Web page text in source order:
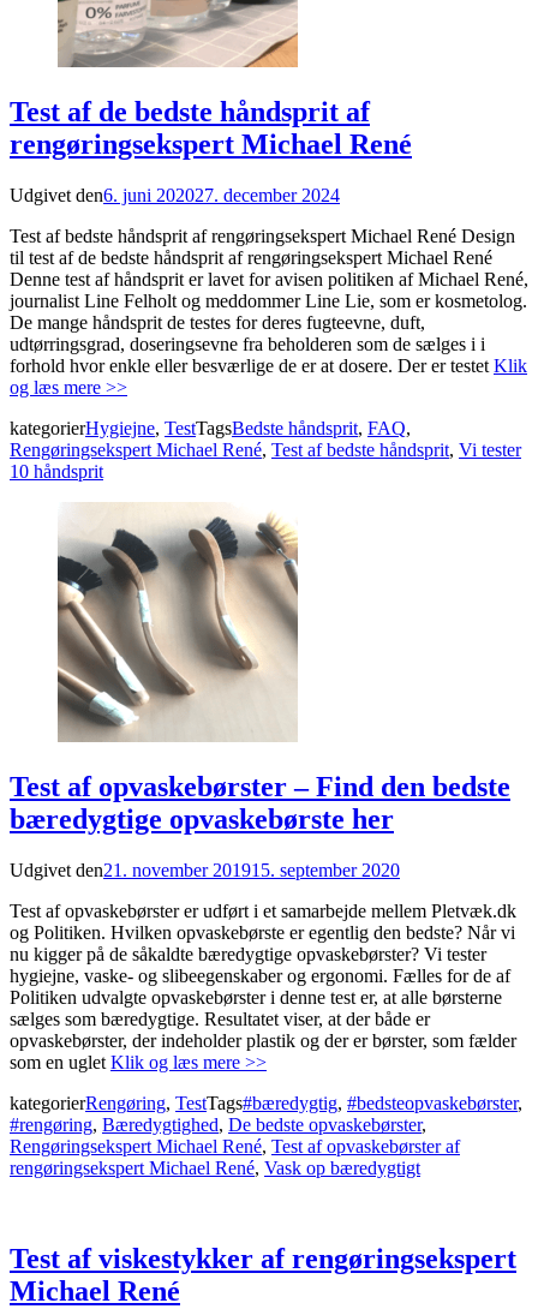
Test af de bedste håndsprit af
rengøringsekspert Michael René
Udgivet den6. juni 202027. december 2024
Test af bedste håndsprit af rengøringsekspert Michael René Design
til test af de bedste håndsprit af rengøringsekspert Michael René
Denne test af håndsprit er lavet for avisen politiken af Michael René,
journalist Line Felholt og meddommer Line Lie, som er kosmetolog.
De mange håndsprit de testes for deres fugteevne, duft,
udtørringsgrad, doseringsevne fra beholderen som de sælges i i
forhold hvor enkle eller besværlige de er at dosere. Der er testet Klik
og læs mere >>
kategorierHygiejne, TestTagsBedste håndsprit, FAQ,
Rengøringsekspert Michael René, Test af bedste håndsprit, Vi tester
10 håndsprit
Test af opvaskebørster – Find den bedste
bæredygtige opvaskebørste her
Udgivet den21. november 201915. september 2020
Test af opvaskebørster er udført i et samarbejde mellem Pletvæk.dk
og Politiken. Hvilken opvaskebørste er egentlig den bedste? Når vi
nu kigger på de såkaldte bæredygtige opvaskebørster? Vi tester
hygiejne, vaske- og slibeegenskaber og ergonomi. Fælles for de af
Politiken udvalgte opvaskebørster i denne test er, at alle børsterne
sælges som bæredygtige. Resultatet viser, at der både er
opvaskebørster, der indeholder plastik og der er børster, som fælder
som en uglet Klik og læs mere >>
kategorierRengøring, TestTags#bæredygtig, #bedsteopvaskebørster,
#rengøring, Bæredygtighed, De bedste opvaskebørster,
Rengøringsekspert Michael René, Test af opvaskebørster af
rengøringsekspert Michael René, Vask op bæredygtigt
Test af viskestykker af rengøringsekspert
Michael René